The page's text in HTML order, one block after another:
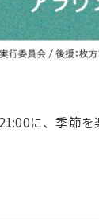
に、季節